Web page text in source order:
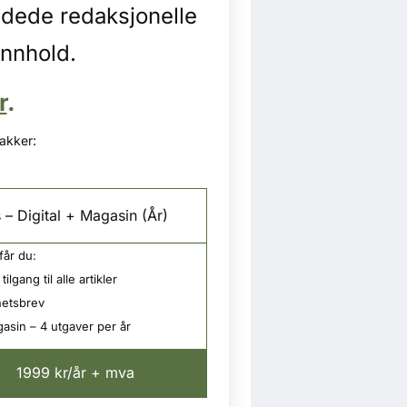
redaksjonelle
.
– Digital + Magasin (År)
du:
til alle artikler
– 4 utgaver per år
1999 kr/år + mva